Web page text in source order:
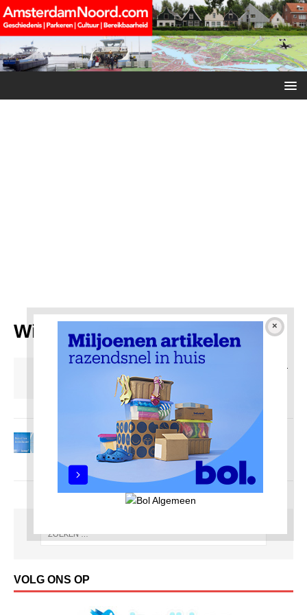
Winkelen
Ondernemersechtpaar Entius begint Etos in
Molenwijk
11 juli 2018 Redactie AmsterdamNoord com
Winkelen in Amsterdam-Noord
15 januari 2015 Redactie AmsterdamNoord com
VOLG ONS OP